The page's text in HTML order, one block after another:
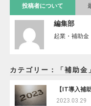
投稿者について
編集部
起業・補助金
カテゴリー：「補助金
【IT導入補
2023.03.29